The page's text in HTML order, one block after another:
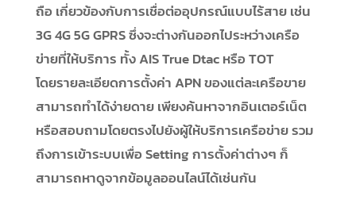
ถือ เกี่ยวข้องกับการเชื่อต่ออุปกรณ์แบบไร้สาย เช่น
3G 4G 5G GPRS ซึ่งจะต่างกันออกไประหว่างเครือ
ข่ายที่ให้บริการ ทั้ง AIS True Dtac หรือ TOT
โดยรายละเอียดการตั้งค่า APN ของแต่ละเครือขาย
สามารถทำได้ง่ายดาย เพียงค้นหาจากอินเตอร์เน็ต
หรือสอบถามโดยตรงไปยังผู้ให้บริการเครือข่าย รวม
ถึงการเข้าระบบเพื่อ Setting การตั้งค่าต่างๆ ก็
สามารถหาดูจากข้อมูลออนไลน์ได้เช่นกัน